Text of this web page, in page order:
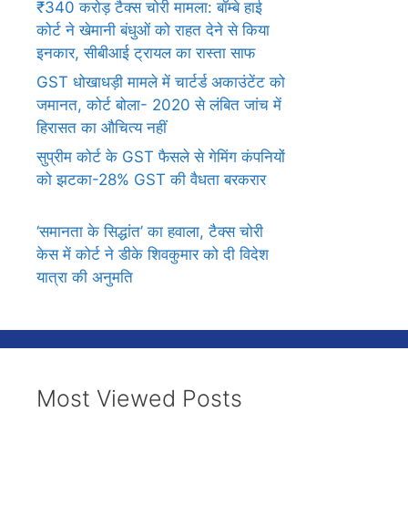
₹340 करोड़ टैक्स चोरी मामला: बॉम्बे हाई
कोर्ट ने खेमानी बंधुओं को राहत देने से किया
इनकार, सीबीआई ट्रायल का रास्ता साफ
GST धोखाधड़ी मामले में चार्टर्ड अकाउंटेंट को
जमानत, कोर्ट बोला- 2020 से लंबित जांच में
हिरासत का औचित्य नहीं
सुप्रीम कोर्ट के GST फैसले से गेमिंग कंपनियों
को झटका-28% GST की वैधता बरकरार
‘समानता के सिद्धांत’ का हवाला, टैक्स चोरी
केस में कोर्ट ने डीके शिवकुमार को दी विदेश
यात्रा की अनुमति
Most Viewed Posts